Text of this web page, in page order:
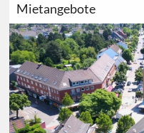
Mietangebote